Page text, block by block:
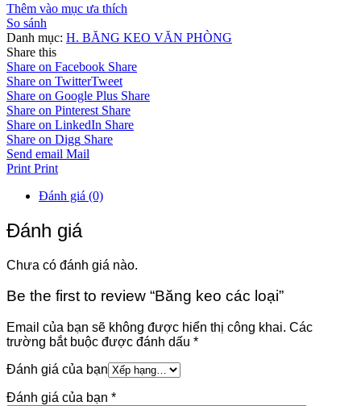
Thêm vào mục ưa thích
So sánh
Danh mục: H. BĂNG KEO VĂN PHÒNG
Share this
Share on Facebook Share
Share on TwitterTweet
Share on Google Plus Share
Share on Pinterest Share
Share on LinkedIn Share
Share on Digg Share
Send email Mail
Print Print
Đánh giá (0)
Đánh giá
Chưa có đánh giá nào.
Be the first to review “Băng keo các loại”
Email của bạn sẽ không được hiển thị công khai. Các
trường bắt buộc được đánh dấu *
Đánh giá của bạn
Đánh giá của bạn *